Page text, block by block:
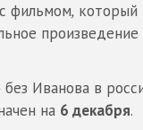
фильмом, который
произведение
Иванова в
на 6 декабря.